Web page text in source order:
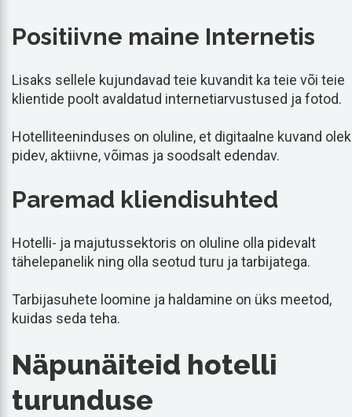
Positiivne maine Internetis
Lisaks sellele kujundavad teie kuvandit ka teie või teie
klientide poolt avaldatud internetiarvustused ja fotod.
Hotelliteeninduses on oluline, et digitaalne kuvand
pidev, aktiivne, võimas ja soodsalt edendav.
Paremad kliendisuhted
Hotelli- ja majutussektoris on oluline olla pidevalt
tähelepanelik ning olla seotud turu ja tarbijatega.
Tarbijasuhete loomine ja haldamine on üks meetod,
kuidas seda teha.
Näpunäiteid hotelli
turunduse